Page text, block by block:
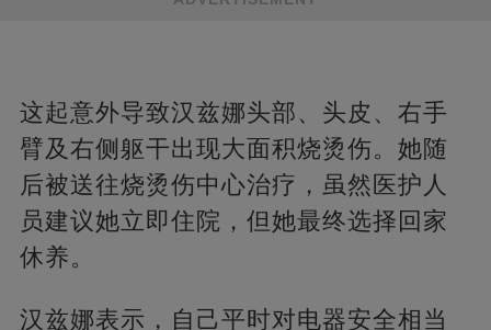
这起意外导致汉兹娜头部、头皮、右手
臂及右侧躯干出现大面积烧烫伤。她随
后被送往烧烫伤中心治疗，虽然医护人
员建议她立即住院，但她最终选择回家
休养。
汉兹娜表示，自己平时对电器安全相当